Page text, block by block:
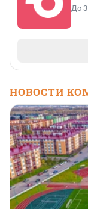
До
НОВОСТИ